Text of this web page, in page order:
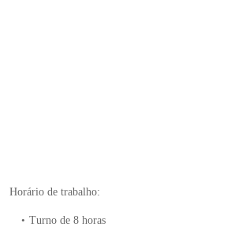
Horário de trabalho:
Turno de 8 horas